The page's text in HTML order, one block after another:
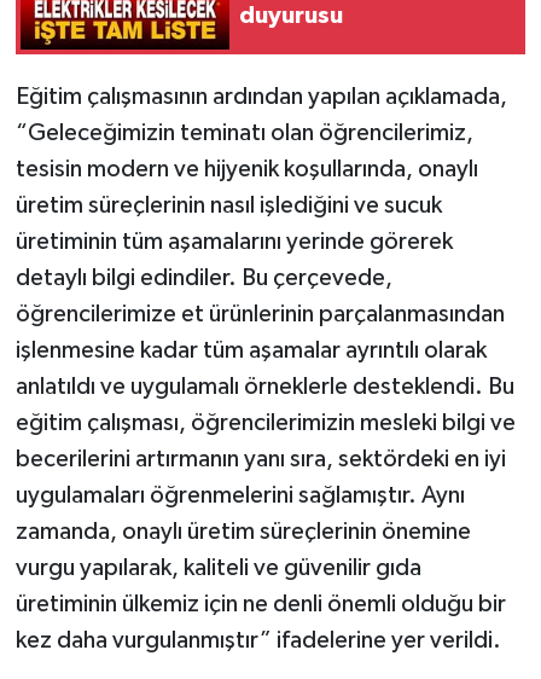
duyurusu
Eğitim çalışmasının ardından yapılan açıklamada,
“Geleceğimizin teminatı olan öğrencilerimiz,
tesisin modern ve hijyenik koşullarında, onaylı
üretim süreçlerinin nasıl işlediğini ve sucuk
üretiminin tüm aşamalarını yerinde görerek
detaylı bilgi edindiler. Bu çerçevede,
öğrencilerimize et ürünlerinin parçalanmasından
işlenmesine kadar tüm aşamalar ayrıntılı olarak
anlatıldı ve uygulamalı örneklerle desteklendi. Bu
eğitim çalışması, öğrencilerimizin mesleki bilgi ve
becerilerini artırmanın yanı sıra, sektördeki en iyi
uygulamaları öğrenmelerini sağlamıştır. Aynı
zamanda, onaylı üretim süreçlerinin önemine
vurgu yapılarak, kaliteli ve güvenilir gıda
üretiminin ülkemiz için ne denli önemli olduğu bir
kez daha vurgulanmıştır” ifadelerine yer verildi.